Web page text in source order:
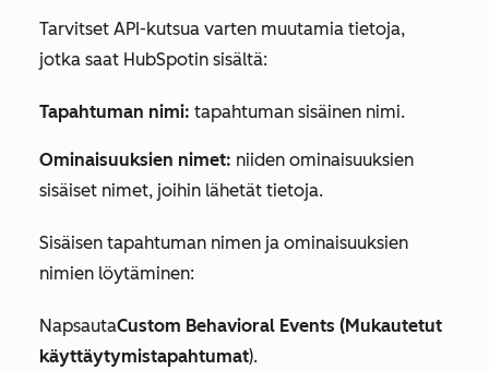
Tarvitset API-kutsua varten muutamia tietoja,
jotka saat HubSpotin sisältä:
Tapahtuman nimi: tapahtuman sisäinen nimi.
Ominaisuuksien nimet: niiden ominaisuuksien
sisäiset nimet, joihin lähetät tietoja.
Sisäisen tapahtuman nimen ja ominaisuuksien
nimien löytäminen:
NapsautaCustom Behavioral Events (Mukautetut
käyttäytymistapahtumat).